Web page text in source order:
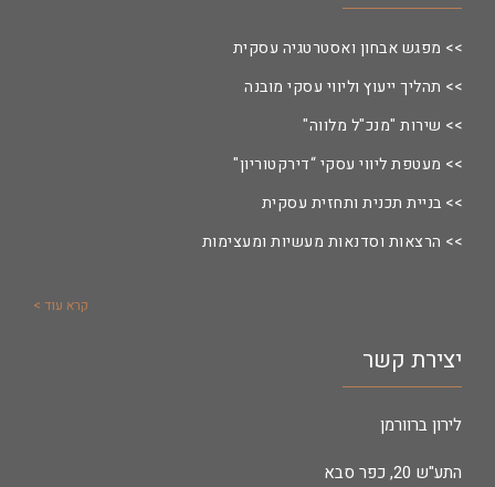
>> מפגש אבחון ואסטרטגיה עסקית
>> תהליך ייעוץ וליווי עסקי מובנה
>> שירות "מנכ"ל מלווה"
>> מעטפת ליווי עסקי “דירקטוריון"
>> בניית תכנית ותחזית עסקית
>> הרצאות וסדנאות מעשיות ומעצימות
קרא עוד >
יצירת קשר
לירון ברוורמן
התע"ש 20, כפר סבא